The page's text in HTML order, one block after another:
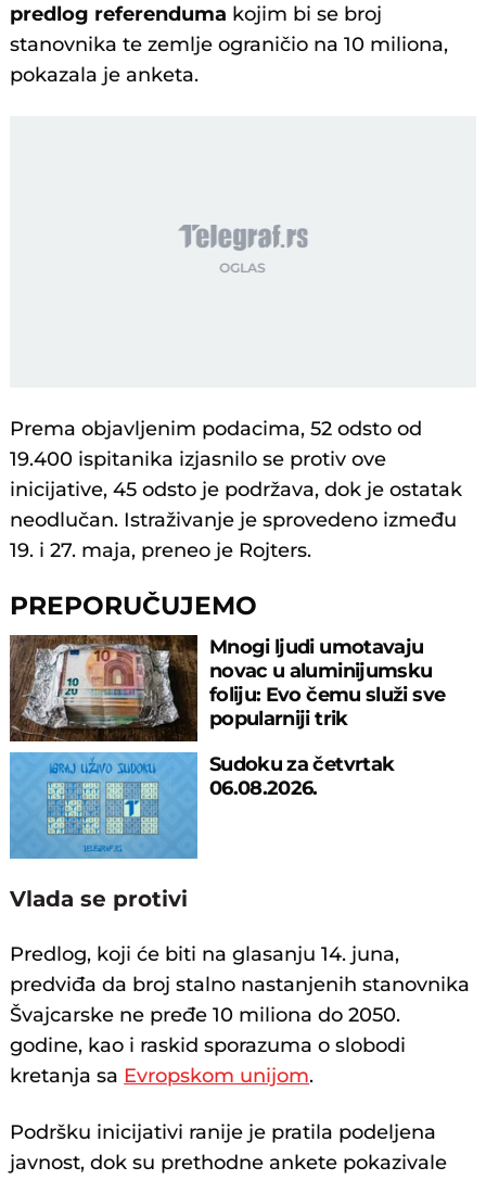
predlog referenduma kojim bi se broj
stanovnika te zemlje ograničio na 10 miliona,
pokazala je anketa.
Prema objavljenim podacima, 52 odsto od
19.400 ispitanika izjasnilo se protiv ove
inicijative, 45 odsto je podržava, dok je ostatak
neodlučan. Istraživanje je sprovedeno između
19. i 27. maja, preneo je Rojters.
PREPORUČUJEMO
Mnogi ljudi umotavaju
novac u aluminijumsku
foliju: Evo čemu služi sve
popularniji trik
Sudoku za četvrtak
06.08.2026.
Vlada se protivi
Predlog, koji će biti na glasanju 14. juna,
predviđa da broj stalno nastanjenih stanovnika
Švajcarske ne pređe 10 miliona do 2050.
godine, kao i raskid sporazuma o slobodi
kretanja sa Evropskom unijom.
Podršku inicijativi ranije je pratila podeljena
javnost, dok su prethodne ankete pokazivale